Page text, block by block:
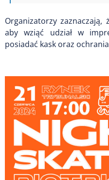
Organizatorzy
aby wziąć udział w
posiadać kask oraz